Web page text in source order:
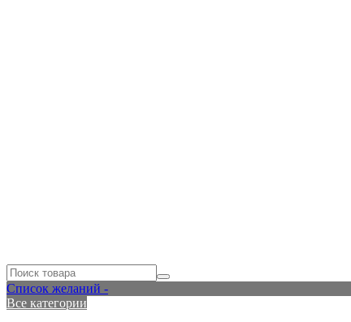
Список желаний -
Все категории